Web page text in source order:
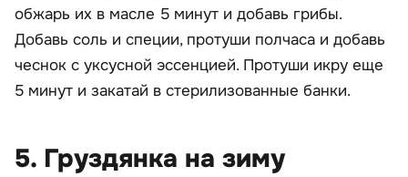
обжарь их в масле 5 минут и добавь грибы.
Добавь соль и специи, протуши полчаса и добавь
чеснок с уксусной эссенцией. Протуши икру еще
5 минут и закатай в стерилизованные банки.
5. Груздянка на зиму